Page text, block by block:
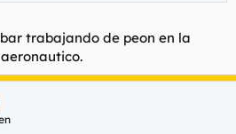
trabajando de peon en la